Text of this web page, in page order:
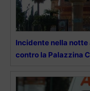
Incidente nella notte
contro la Palazzina